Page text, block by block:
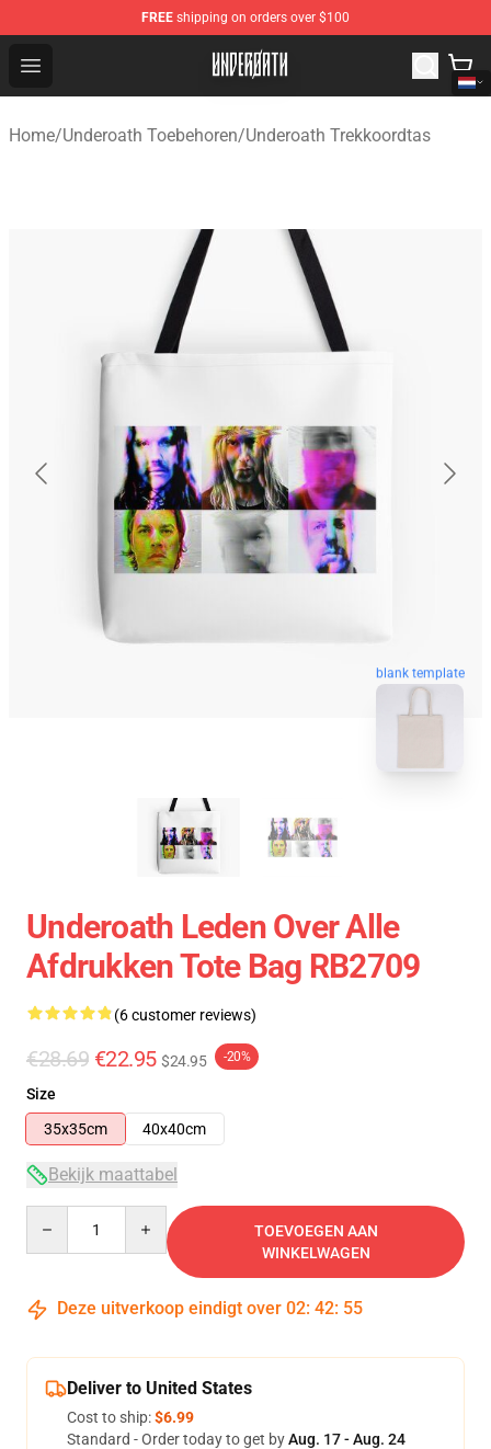
FREE shipping on orders over $100
Open menu
Underoath Store - Official Underoath Merchandise Shop
Home/Underoath Toebehoren/Underoath Trekkoordtas
blank template
Underoath Leden Over Alle
Afdrukken Tote Bag RB2709
(6 customer reviews)
€28.69 €22.95 $24.95 -20%
Size
35x35cm
40x40cm
Bekijk maattabel
TOEVOEGEN AAN
WINKELWAGEN
Deze uitverkoop eindigt over 02: 42: 54
Deliver to United States
Cost to ship:$6.99
Standard - Order today to get byAug. 17 - Aug. 24